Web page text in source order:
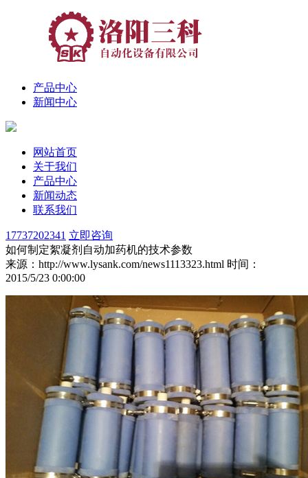
产品中心
新闻中心
网站首页
关于我们
产品中心
新闻动态
联系我们
17737202341 立即咨询
如何制定絮凝剂自动加药机的技术参数
来源：http://www.lysank.com/news1113323.html 时间：
2015/5/23 0:00:00